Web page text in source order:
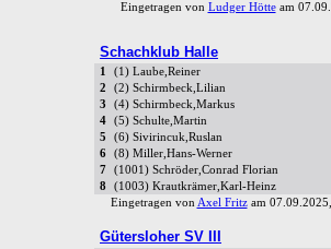
Eingetragen von Ludger Hötteam
Schachklub Halle
1
(1) Laube,Reiner
2 (2) Schirmbeck,Lilian
3 (4) Schirmbeck,Markus
4 (5) Schulte,Martin
5 (6) Sivirincuk,Ruslan
6 (8) Miller,Hans-Werner
7 (1001) Schröder,Conrad Florian
8 (1003) Krautkrämer,Karl-Heinz
Eingetragen vonAxel Fritzam
Gütersloher SV III